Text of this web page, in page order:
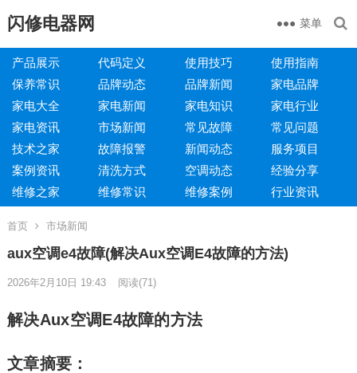
闪修电器网 菜单
产品展示 代码定义 使用技巧
使用指南
保养常识
品牌动态 品牌新闻
家电品牌
家电大全
家电新闻 家电知识
家电行业
家电资讯
市场新闻 常见故障
常见问题
技术之家
故障报警 新闻动态
服务项目
案例资讯
清洗方式 空调动态
经验分享
维修之家
维修常识 维修案例 行业资讯
首页 市场新闻
aux空调e4故障(解决Aux空调E4故障的方法)
2026年2月10日 19:43 阅读(71)
解决Aux空调E4故障的方法
文章摘要：